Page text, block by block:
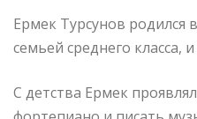
Ермек Турсунов родился
семьей среднего класса,
С детства Ермек